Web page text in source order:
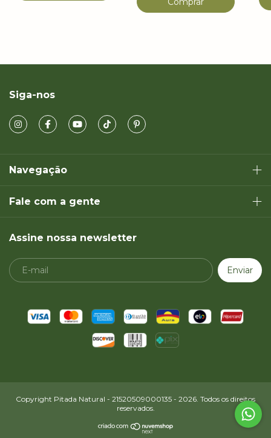
Siga-nos
Navegação
Fale com a gente
Assine nossa newsletter
Copyright Pitada Natural - 21520509000135 - 2026. Todos os direitos
reservados.